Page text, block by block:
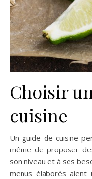
Choisir
cuisine
Un guide de cuisine
même de proposer
son niveau et à ses
menus élaborés